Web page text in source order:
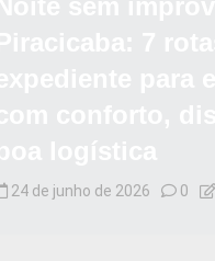
24 de junho de 2026 0